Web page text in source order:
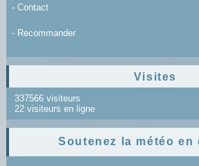
- Contact
- Recommander
Visites
337566 visiteurs
22 visiteurs en ligne
Soutenez la météo